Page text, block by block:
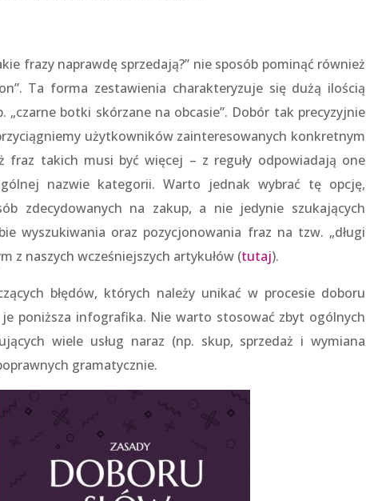
frazy naprawdę sprzedają?” nie sposób pominąć również
Ta forma zestawienia charakteryzuje się dużą ilością
„czarne botki skórzane na obcasie”. Dobór tak precyzyjnie
użytkowników zainteresowanych konkretnym
fraz takich musi być więcej – z reguły odpowiadają one
nazwie kategorii. Warto jednak wybrać tę opcję,
zdecydowanych na zakup, a nie jedynie szukających
wyszukiwania oraz pozycjonowania fraz na tzw. „długi
z naszych wcześniejszych artykułów (tutaj).
błędów, których należy unikać w procesie doboru
poniższa infografika. Nie warto stosować zbyt ogólnych
wiele usług naraz (np. skup, sprzedaż i wymiana
gramatycznie.